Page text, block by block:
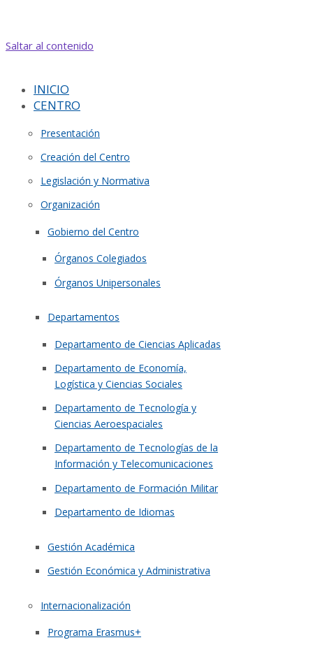
Saltar al contenido
INICIO
CENTRO
Presentación
Creación del Centro
Legislación y Normativa
Organización
Gobierno del Centro
Órganos Colegiados
Órganos Unipersonales
Departamentos
Departamento de Ciencias Aplicadas
Departamento de Economía,
Logística y Ciencias Sociales
Departamento de Tecnología y
Ciencias Aeroespaciales
Departamento de Tecnologías de la
Información y Telecomunicaciones
Departamento de Formación Militar
Departamento de Idiomas
Gestión Académica
Gestión Económica y Administrativa
Internacionalización
Programa Erasmus+